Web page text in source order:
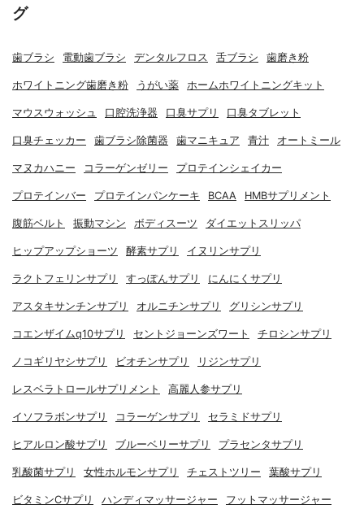
グ
歯ブラシ 電動歯ブラシ デンタルフロス 舌ブラシ 歯磨き粉
ホワイトニング歯磨き粉 うがい薬 ホームホワイトニングキット
マウスウォッシュ 口腔洗浄器 口臭サプリ 口臭タブレット
口臭チェッカー 歯ブラシ除菌器 歯マニキュア 青汁 オートミール
マヌカハニー コラーゲンゼリー プロテインシェイカー
プロテインバー プロテインパンケーキ BCAA HMBサプリメント
腹筋ベルト 振動マシン ボディスーツ ダイエットスリッパ
ヒップアップショーツ 酵素サプリ イヌリンサプリ
ラクトフェリンサプリ すっぽんサプリ にんにくサプリ
アスタキサンチンサプリ オルニチンサプリ グリシンサプリ
コエンザイムq10サプリ セントジョーンズワート チロシンサプリ
ノコギリヤシサプリ ビオチンサプリ リジンサプリ
レスベラトロールサプリメント 高麗人参サプリ
イソフラボンサプリ コラーゲンサプリ セラミドサプリ
ヒアルロン酸サプリ ブルーベリーサプリ プラセンタサプリ
乳酸菌サプリ 女性ホルモンサプリ チェストツリー 葉酸サプリ
ビタミンCサプリ ハンディマッサージャー フットマッサージャー